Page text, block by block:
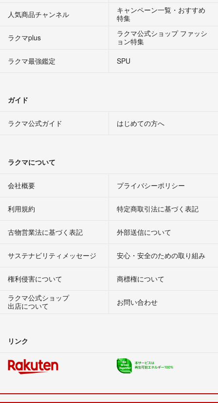
人気商品チャンネル
キャンペーン一覧・おすすめ
特集
ラクマplus
ラクマ公式ショップ ファッシ
ョン特集
ラクマ最強鑑定
SPU
ガイド
ラクマ公式ガイド はじめての方へ
ラクマについて
会社概要 プライバシーポリシー
利用規約 特定商取引法に基づく表記
古物営業法に基づく表記 外部送信について
サステナビリティメッセージ 安心・安全のための取り組み
権利侵害について
商標権について
ラクマ公式ショップ
出店について
お問い合わせ
リンク